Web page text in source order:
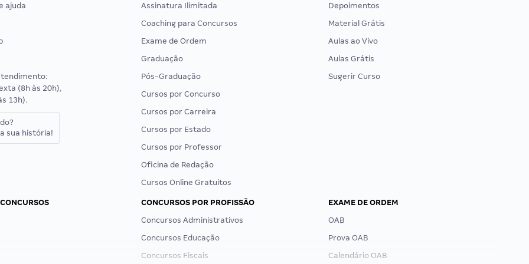
ajuda
(8h às 20h),
13h).
sua história!
Assinatura Ilimitada
Coaching para Concursos
Exame de Ordem
Graduação
Pós-Graduação
Cursos por Concurso
Cursos por Carreira
Cursos por Estado
Cursos por Professor
Oficina de Redação
Cursos Online Gratuitos
Depoimentos
Material Grátis
Aulas ao Vivo
Aulas Grátis
Sugerir Curso
CONCURSOS POR PROFISSÃO
Concursos Administrativos
Concursos Educação
Concursos Fiscais
EXAME DE ORDEM
OAB
Prova OAB
Calendário OAB